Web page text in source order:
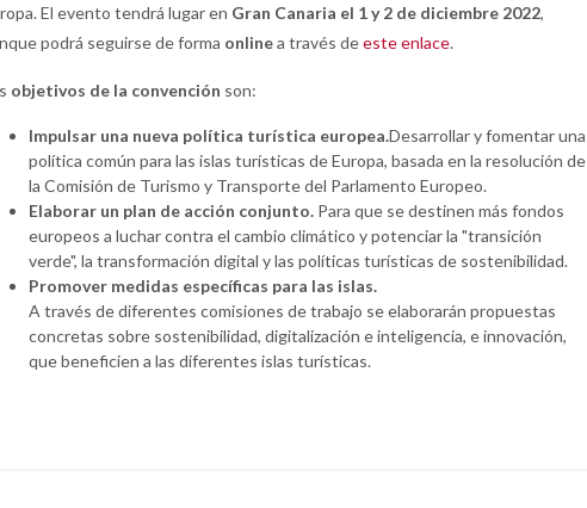
El evento tendrá lugar en Gran Canaria el 1 y 2 de diciembre 2022,
podrá seguirse de forma onlinea través deeste enlace.
objetivos de la convención son:
Impulsar una nueva política turística europea.Desarrollar y fomentar una
política común para las islas turísticas de Europa, basada en la resolución de
la Comisión de Turismo y Transporte del Parlamento Europeo.
Elaborar un plan de acción conjunto. Para que se destinen más fondos
europeos a luchar contra el cambio climático y potenciar la "transición
verde", la transformación digital y las políticas turísticas de sostenibilidad.
Promover medidas específicas para las islas.
A través de diferentes comisiones de trabajo se elaborarán propuestas
concretas sobre sostenibilidad, digitalización e inteligencia, e innovación,
que beneficien a las diferentes islas turísticas.